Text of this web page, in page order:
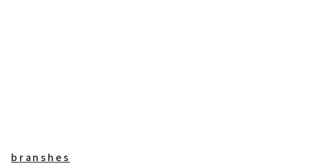
branshes